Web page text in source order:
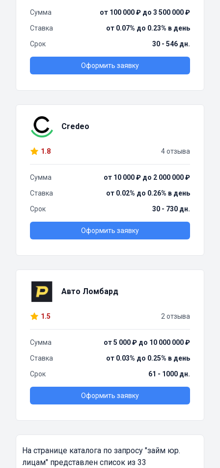
Сумма
от 100 000 ₽ до 3 500 000 ₽
Ставка
от 0.07% до 0.23% в день
Срок
30 - 546 дн.
Оформить заявку
Credeo
1.8 4 отзыва
Сумма
от 10 000 ₽ до 2 000 000 ₽
Ставка
от 0.02% до 0.26% в день
Срок
30 - 730 дн.
Оформить заявку
Авто Ломбард
1.5 2 отзыва
Сумма
от 5 000 ₽ до 10 000 000 ₽
Ставка
от 0.03% до 0.25% в день
Срок
61 - 1000 дн.
Оформить заявку
На странице каталога по запросу "займ юр.
лицам" представлен список из 33